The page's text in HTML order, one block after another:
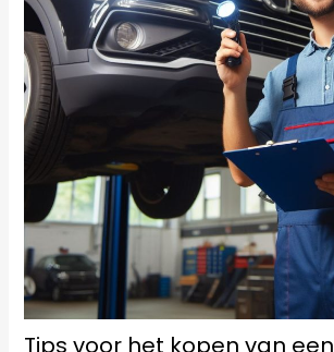
Tips voor het kopen van een